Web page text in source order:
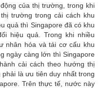
của thị trường, trong khi
trường trong cải cách khu
quả thì Singapore đã có khu
hiệu quả. Trong khi nhiều
nhân hóa và tái cơ cấu khu
ngày càng lớn thì Singapore
cải cách theo hướng thị
là ưu tiên duy nhất trong
Trên thực tế, nước này